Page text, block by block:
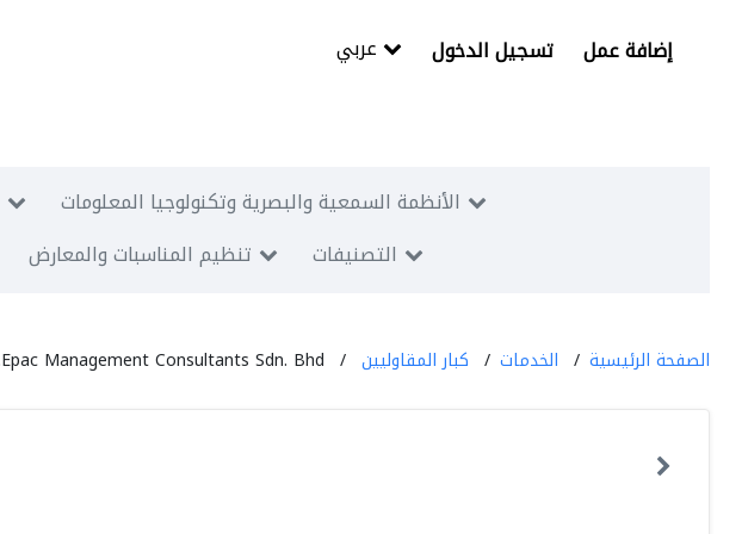
تسجيل الدخول إضافة عمل
الأنظمة السمعية والبصرية وتكنولوجيا المعلومات
تنظيم المناسبات والمعارض التصنيفات
الصفحة الرئيسية الخدمات كبار المقاوليين Epac Management Consultants Sdn. Bhd.